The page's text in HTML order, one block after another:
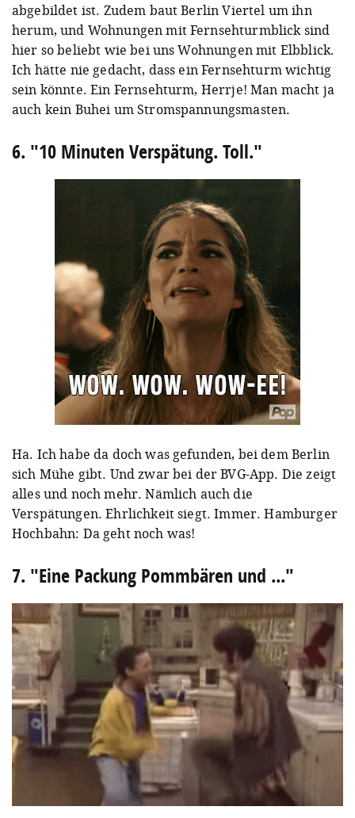
abgebildet ist. Zudem baut Berlin Viertel um ihn
herum, und Wohnungen mit Fernsehturmblick sind
hier so beliebt wie bei uns Wohnungen mit Elbblick.
Ich hätte nie gedacht, dass ein Fernsehturm wichtig
sein könnte. Ein Fernsehturm, Herrje! Man macht ja
auch kein Buhei um Stromspannungsmasten.
6. "10 Minuten Verspätung. Toll."
Ha. Ich habe da doch was gefunden, bei dem Berlin
sich Mühe gibt. Und zwar bei der BVG-App. Die zeigt
alles und noch mehr. Nämlich auch die
Verspätungen. Ehrlichkeit siegt. Immer. Hamburger
Hochbahn: Da geht noch was!
7. "Eine Packung Pommbären und ..."